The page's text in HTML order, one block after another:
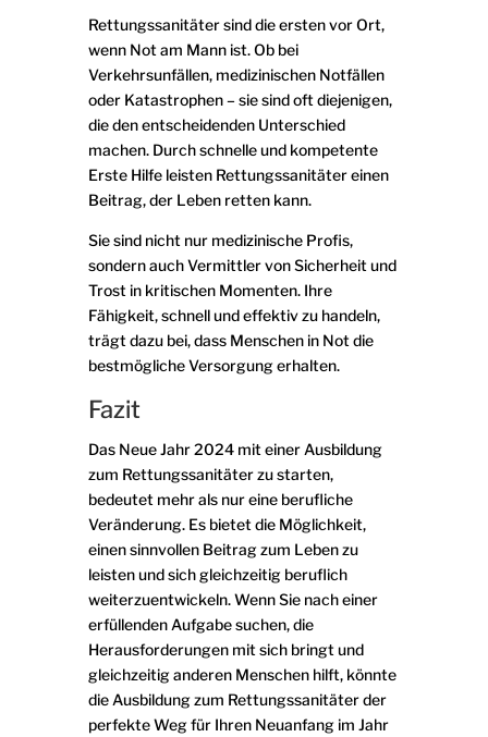
Rettungssanitäter sind die ersten vor Ort,
wenn Not am Mann ist. Ob bei
Verkehrsunfällen, medizinischen Notfällen
oder Katastrophen – sie sind oft diejenigen,
die den entscheidenden Unterschied
machen. Durch schnelle und kompetente
Erste Hilfe leisten Rettungssanitäter einen
Beitrag, der Leben retten kann.
Sie sind nicht nur medizinische Profis,
sondern auch Vermittler von Sicherheit und
Trost in kritischen Momenten. Ihre
Fähigkeit, schnell und effektiv zu handeln,
trägt dazu bei, dass Menschen in Not die
bestmögliche Versorgung erhalten.
Fazit
Das Neue Jahr 2024 mit einer Ausbildung
zum Rettungssanitäter zu starten,
bedeutet mehr als nur eine berufliche
Veränderung. Es bietet die Möglichkeit,
einen sinnvollen Beitrag zum Leben zu
leisten und sich gleichzeitig beruflich
weiterzuentwickeln. Wenn Sie nach einer
erfüllenden Aufgabe suchen, die
Herausforderungen mit sich bringt und
gleichzeitig anderen Menschen hilft, könnte
die Ausbildung zum Rettungssanitäter der
perfekte Weg für Ihren Neuanfang im Jahr